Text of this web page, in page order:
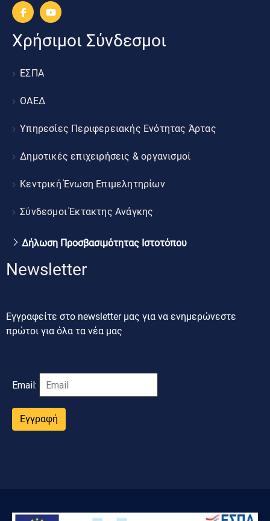
Χρήσιμοι Σύνδεσμοι
ΕΣΠΑ
ΟΑΕΔ
Υπηρεσίες Περιφερειακής Ενότητας Άρτας
Δημοτικές επιχειρήσεις & οργανισμοί
Κεντρική Ένωση Επιμελητηρίων
Σύνδεσμοι Έκτακτης Ανάγκης
Δήλωση Προσβασιμότητας Ιστοτόπου
Newsletter
Εγγραφείτε στο newsletter μας για να ενημερώνεστε
πρώτοι για όλα τα νέα μας
Email:
Εγγραφή